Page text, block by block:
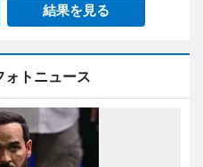
結果を見る
ォトニュース